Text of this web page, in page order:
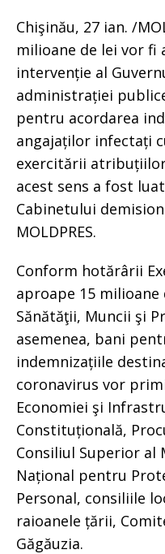
Chişinău, 27 ian. /
milioane de lei vor fi
intervenție al
administrației
pentru acordarea
angajaților infectați
exercitării
acest sens a fost
Cabinetului
MOLDPRES.
Conform hotărârii
aproape 15
Sănătăţii, Muncii şi
asemenea, bani
indemnizațiile
coronavirus vor
Economiei şi
Constituțională,
Consiliul Superior
Național pentru
Personal, consiliile
raioanele țării,
Găgăuzia.